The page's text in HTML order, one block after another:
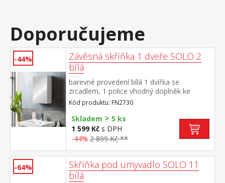
Doporučujeme
-44%
Závěsná skříňka 1 dveře SOLO 2
bílá
barevné provedení bílá 1 dvířka se
zrcadlem, 1 police vhodný doplněk ke
skříňkám SOLO FN2731 a FN2769
Kód produktu: FN2730
Skladem > 5 ks
1 599 Kč s DPH
-44% 2 899 Kč **
-64%
Skříňka pod umyvadlo SOLO 11
bílá